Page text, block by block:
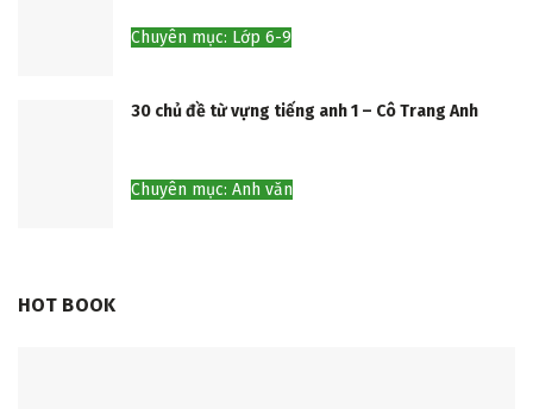
Chuyên mục: Lớp 6-9
30 chủ đề từ vựng tiếng anh 1 – Cô Trang Anh
Chuyên mục: Anh văn
HOT BOOK